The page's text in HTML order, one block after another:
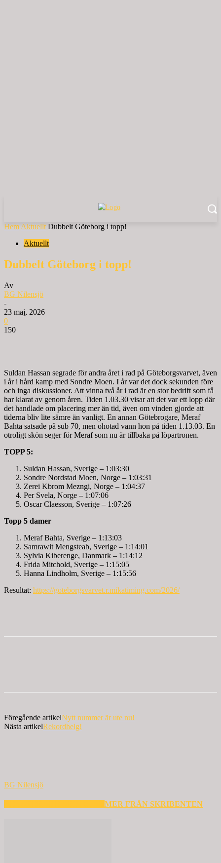
Hem Aktuellt Dubbelt Göteborg i topp!
Aktuellt
Dubbelt Göteborg i topp!
Av
BG Nilensjö
-
23 maj, 2026
0
150
Suldan Hassan segrade för andra året i rad på Göteborgsvarvet, även
i år i hård kamp med Sondre Moen. I år var det dock sekunden före
och inga diskussioner. Att vinna två år i rad är en stor bedrift som få
har klarat av genom åren. Tiden 1.03.30 visar att det var ett lopp där
det handlade om placering mer än tid, även om vinden gjorde att
tiderna bliv lite sämre än vanligt. En annan Götebrogare, Meraf
Bahta satsade på sub 70, men ohotad vann hon på tiden 1.13.03. En
otroligt skön seger för Meraf som nu är tillbaka på löpartronen.
TOPP 5:
Suldan Hassan, Sverige – 1:03:30
Sondre Nordstad Moen, Norge – 1:03:31
Zerei Kbrom Mezngi, Norge – 1:04:37
Per Svela, Norge – 1:07:06
Oscar Claesson, Sverige – 1:07:26
Topp 5 damer
Meraf Bahta, Sverige – 1:13:03
Samrawit Mengsteab, Sverige – 1:14:01
Sylvia Kiberenge, Danmark – 1:14:12
Frida Mitchold, Sverige – 1:15:05
Hanna Lindholm, Sverige – 1:15:56
Resultat: https://goteborgsvarvet.r.mikatiming.com/2026/
Föregående artikelNytt nummer är ute nu!
Nästa artikelRekordhelg!
BG Nilensjö
MER FRÅN SKRIBENTEN